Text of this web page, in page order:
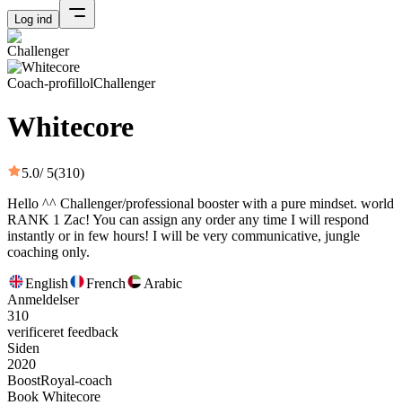
Log ind
Coach-profillolChallenger
Whitecore
5.0/ 5(310)
Hello ^^ Challenger/professional booster with a pure mindset. world
RANK 1 Zac! You can assign any order any time I will respond
instantly or in few hours! I will be very communicative, jungle
coaching only.
English French
Arabic
Anmeldelser
310
verificeret feedback
Siden
2020
BoostRoyal-coach
Book Whitecore